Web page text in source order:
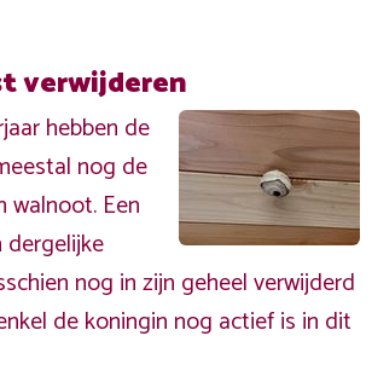
verwijderen
hebben de
nog de
walnoot. Een
nog in zijn geheel verwijderd
de koningin nog actief is in dit